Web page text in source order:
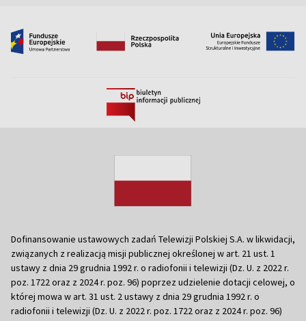
Dofinansowanie ustawowych zadań Telewizji Polskiej S.A. w likwidacji,
związanych z realizacją misji publicznej określonej w art. 21 ust. 1
ustawy z dnia 29 grudnia 1992 r. o radiofonii i telewizji (Dz. U. z 2022 r.
poz. 1722 oraz z 2024 r. poz. 96) poprzez udzielenie dotacji celowej, o
której mowa w art. 31 ust. 2 ustawy z dnia 29 grudnia 1992 r. o
radiofonii i telewizji (Dz. U. z 2022 r. poz. 1722 oraz z 2024 r. poz. 96)